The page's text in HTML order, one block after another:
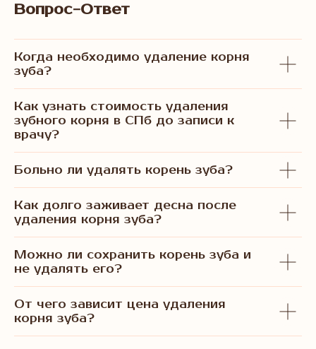
Вопрос-Ответ
Когда необходимо удаление корня
зуба?
Как узнать стоимость удаления
зубного корня в СПб до записи к
врачу?
Больно ли удалять корень зуба?
Как долго заживает десна после
удаления корня зуба?
Можно ли сохранить корень зуба и
не удалять его?
От чего зависит цена удаления
корня зуба?